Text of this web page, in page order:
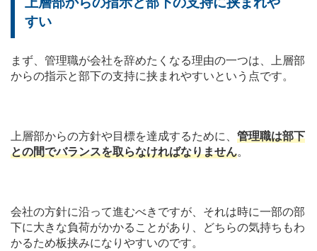
すい
まず、管理職が会社を辞めたくなる理由の一つは、上層部
からの指示と部下の支持に挟まれやすいという点です。
上層部からの方針や目標を達成するために、 管理職は部下
との間でバランスを取らなければなりません。
会社の方針に沿って進むべきですが、それは時に一部の部
下に大きな負荷がかかることがあり、どちらの気持ちもわ
かるため板挟みになりやすいのです。